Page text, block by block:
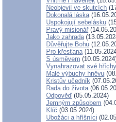
Neobjevil ve skutcích
Dokonalá láska
Uspokojují sebelásku
Pravý misionář
Jako zahrada
Důvěřujte Bohu
Pro křesťana
S úsměvem
Vynahrazovat své hříchy
Malé výbuchy hněvu
Kristův učedník
Rada do života
Odpověď (05.05.2024)
Jemným způsobem
Klíč (03.05.2024)
Ubožáci a hříšníci